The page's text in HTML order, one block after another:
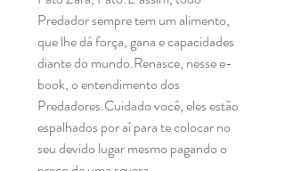
Predador sempre tem um alimento,
que lhe dá força, gana e capacidades
diante do mundo.Renasce, nesse e-
book, o entendimento dos
Predadores.Cuidado você, eles estão
espalhados por aí para te colocar no
seu devido lugar mesmo pagando o